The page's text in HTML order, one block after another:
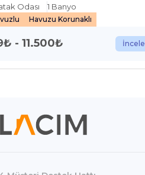
Odası 1 Banyo
Havuzu Korunaklı
₺ - 11.500₺ İncele